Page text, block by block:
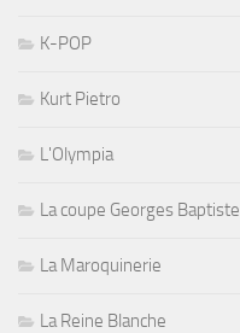
K-POP
Kurt Pietro
L'Olympia
La coupe Georges Baptiste
La Maroquinerie
La Reine Blanche